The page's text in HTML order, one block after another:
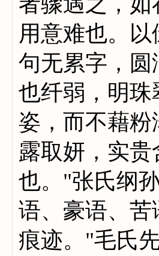
用意难也。
句无累字，
也纤弱，明
姿，而不藉
露取妍，实
也。"张氏纲
语、豪语、
痕迹。"毛氏